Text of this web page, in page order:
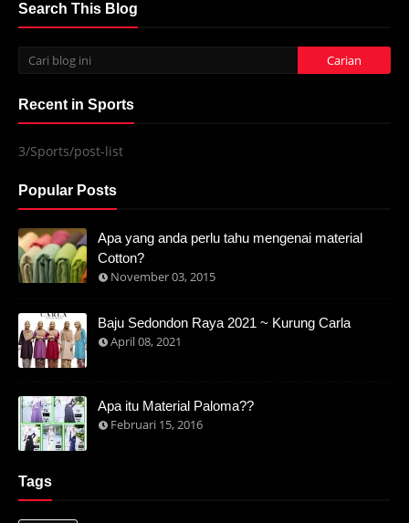
Search This Blog
Recent in Sports
3/Sports/post-list
Popular Posts
Apa yang anda perlu tahu mengenai material
Cotton?
November 03, 2015
Baju Sedondon Raya 2021 ~ Kurung Carla
April 08, 2021
Apa itu Material Paloma??
Februari 15, 2016
Tags